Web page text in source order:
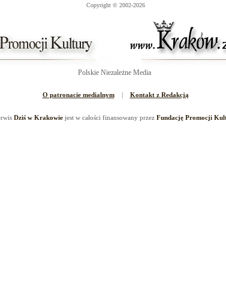
Copyright © 2002-2026
Polskie Niezależne Media
O patronacie medialnym| Kontakt z Redakcją
Dziś w Krakowiejest w całości finansowany przez Fundację Promocji